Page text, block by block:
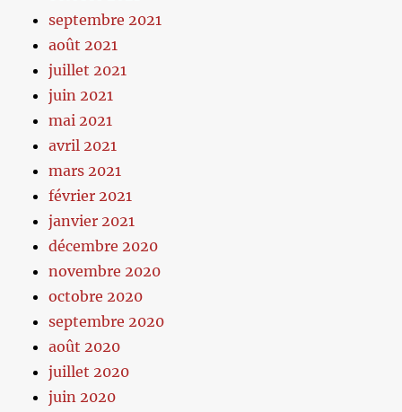
septembre 2021
août 2021
juillet 2021
juin 2021
mai 2021
avril 2021
mars 2021
février 2021
janvier 2021
décembre 2020
novembre 2020
octobre 2020
septembre 2020
août 2020
juillet 2020
juin 2020